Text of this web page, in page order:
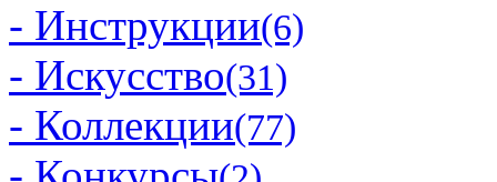
- Инструкции(6)
- Искусство(31)
- Коллекции(77)